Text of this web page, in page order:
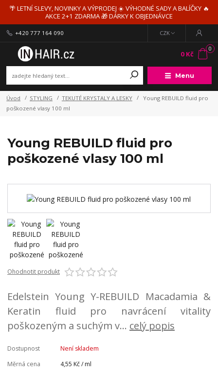
🌴 LETNÍ SLEVY, NOVINKY A VÝPRODEJ ☀️ VÝHODNÉ SADY A BALÍČKY 🔥
AKCE 2+1 ZDARMA 🎁 DÁRKY K OBJEDNÁVCE
Menu
CZK
+420 777 164 090
0
0 Kč
Úvod STYLING TEKUTÉ KRYSTALY A LESKY
Young REBUILD fluid pro
poškozené vlasy 100 ml
Young REBUILD fluid pro
poškozené vlasy 100 ml
Ohodnotit produkt
Edelstein Young Y-REBUILD Macadamia &
Keratin fluid pro navrácení vitality
poškozeným a suchým v... celý popis
Dostupnost
Není skladem
Měrná cena
4,55 Kč / ml